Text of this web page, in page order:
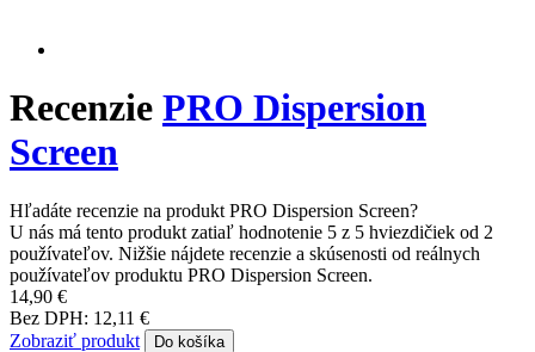
Recenzie PRO Dispersion
Screen
Hľadáte recenzie na produkt PRO Dispersion Screen?
U nás má tento produkt zatiaľ hodnotenie 5 z 5 hviezdičiek od 2
používateľov. Nižšie nájdete recenzie a skúsenosti od reálnych
používateľov produktu PRO Dispersion Screen.
14,90 €
Bez DPH: 12,11 €
Zobraziť produkt
Do košíka